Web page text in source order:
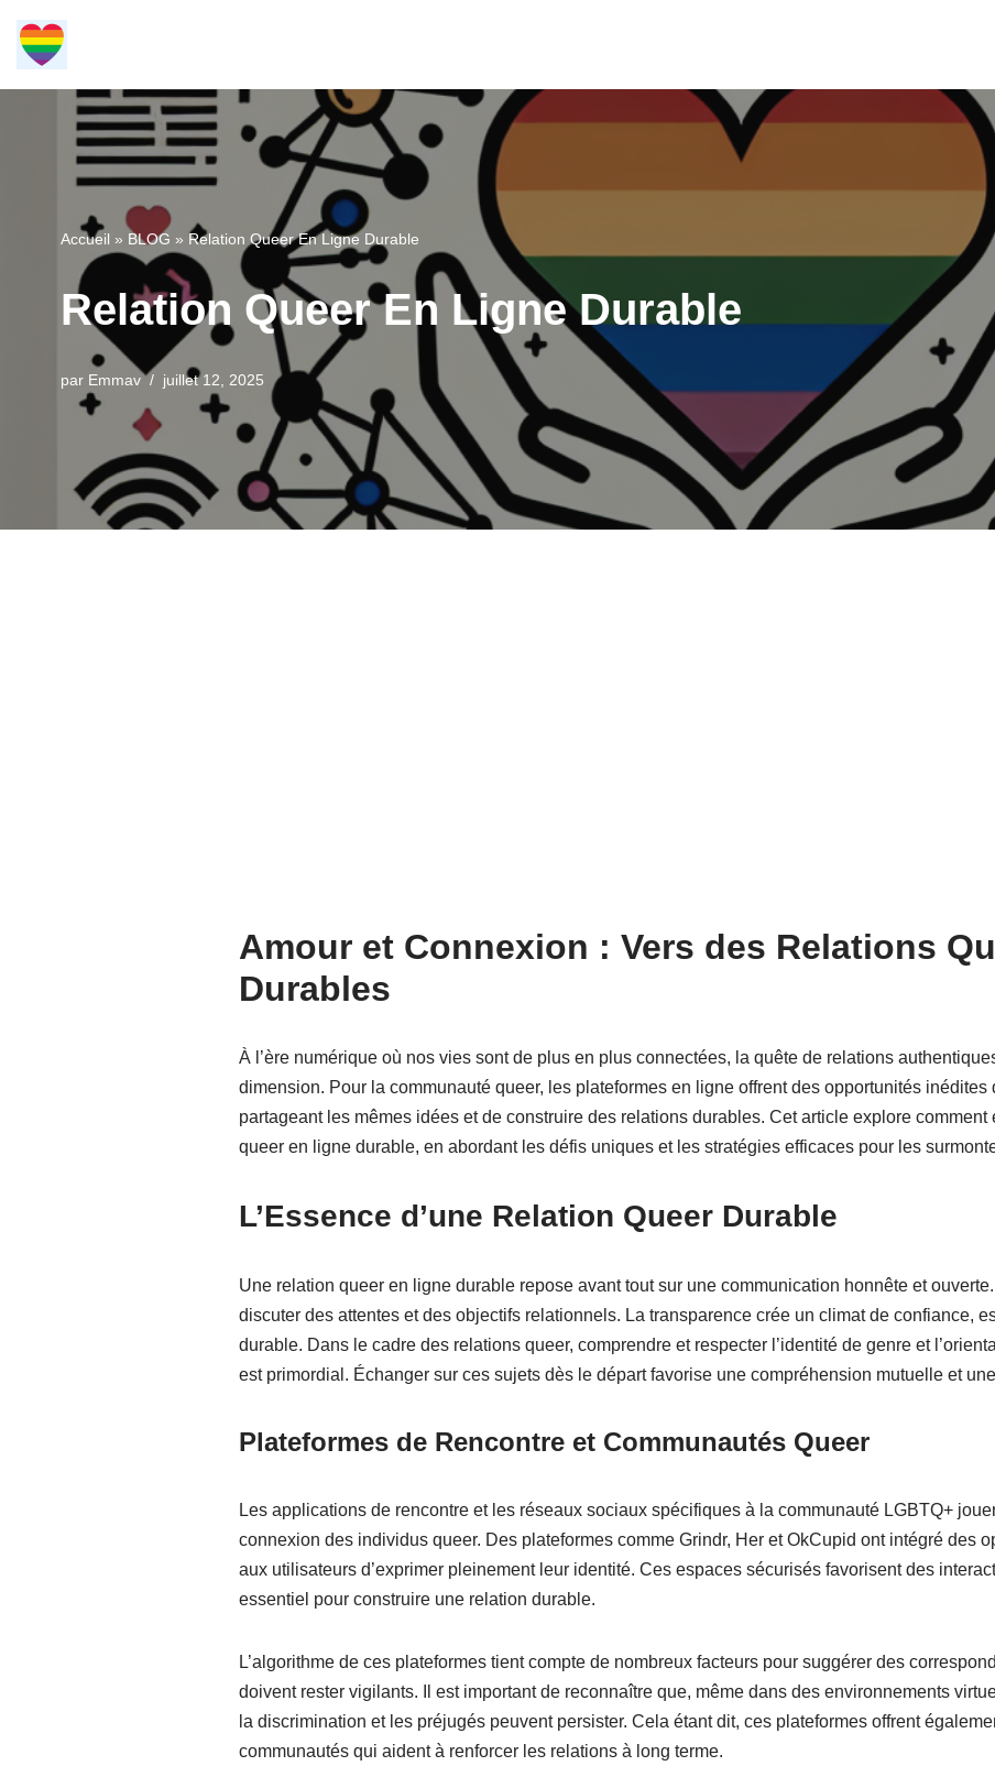
Aller
au
contenu
Accueil » BLOG » Relation Queer En Ligne Durable
Relation Queer En Ligne Durable
par Emmav juillet 12, 2025
Amour et Connexion : Vers des Relations
Durables
À l’ère numérique où nos vies sont de plus en plus connectées, la quête de relations
dimension. Pour la communauté queer, les plateformes en ligne offrent des opportunités inédites
partageant les mêmes idées et de construire des relations durables. Cet article explore
queer en ligne durable, en abordant les défis uniques et les stratégies efficaces pour les
L’Essence d’une Relation Queer Durable
Une relation queer en ligne durable repose avant tout sur une communication honnête et
discuter des attentes et des objectifs relationnels. La transparence crée un climat de confiance,
durable. Dans le cadre des relations queer, comprendre et respecter l’identité de genre et
est primordial. Échanger sur ces sujets dès le départ favorise une compréhension mutuelle et
Plateformes de Rencontre et Communautés Queer
Les applications de rencontre et les réseaux sociaux spécifiques à la communauté LGBTQ+
connexion des individus queer. Des plateformes comme Grindr, Her et OkCupid ont intégré des
aux utilisateurs d’exprimer pleinement leur identité. Ces espaces sécurisés favorisent des
essentiel pour construire une relation durable.
L’algorithme de ces plateformes tient compte de nombreux facteurs pour suggérer des
doivent rester vigilants. Il est important de reconnaître que, même dans des environnements
la discrimination et les préjugés peuvent persister. Cela étant dit, ces plateformes offrent
communautés qui aident à renforcer les relations à long terme.